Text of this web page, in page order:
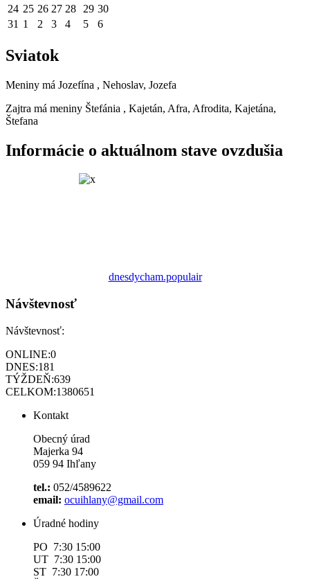
24 25 26 27 28 29 30
31 1 2 3 4 5 6
Sviatok
Meniny má Jozefína , Nehoslav, Jozefa
Zajtra má meniny Štefánia , Kajetán, Afra, Afrodita, Kajetána,
Štefana
Informácie o aktuálnom stave ovzdušia
dnesdycham.populair
Návštevnosť
Návštevnosť:
ONLINE:0
DNES:181
TÝŽDEŇ:639
CELKOM:1380651
Kontakt
Obecný úrad
Majerka 94
059 94 Ihľany
tel.: 052/4589622
email: ocuihlany@gmail.com
Úradné hodiny
PO 7:30 15:00
UT 7:30 15:00
ST 7:30 17:00